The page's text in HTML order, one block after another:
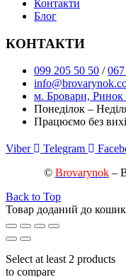
Контакти
Блог
КОНТАКТИ
099 205 50 50 /
м. Бровари,
Понеділок –
Працюємо без
Viber Telegram
© Brovarynok–
Back to Top
Товар доданий до
Select at least 2 products
to compare